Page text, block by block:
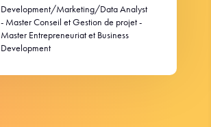
Development/Marketing/Data Analyst
- Master Conseil et Gestion de projet -
Master Entrepreneuriat et Business
Development